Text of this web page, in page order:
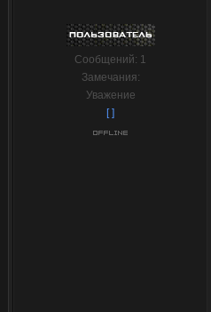
Сообщений: 1
Замечания:
Уважение
[ ]